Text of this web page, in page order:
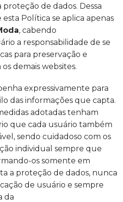
proteção de dados. Dessa
Política se aplica apenas
, cabendo
a responsabilidade de se
para preservação e
demais websites.
expressivamente para
das informações que capta.
adotadas tenham
que cada usuário também
sendo cuidadoso com os
individual sempre que
os somente em
a proteção de dados, nunca
de usuário e sempre
da